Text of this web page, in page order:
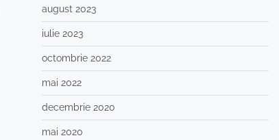
august 2023
iulie 2023
octombrie 2022
mai 2022
decembrie 2020
mai 2020